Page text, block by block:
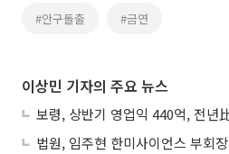
#안구돌출 #금연
이상민 기자의 주요 뉴스
법원, 임주현 한미사이언스 부회